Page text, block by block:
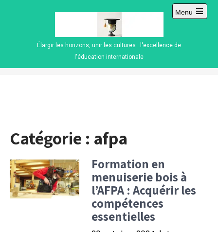
Élargir les horizons, unir les cultures : l'excellence de
l'éducation internationale
Menu
Open
Catégorie : afpa
Formation en
menuiserie bois à
l’AFPA : Acquérir les
compétences
essentielles